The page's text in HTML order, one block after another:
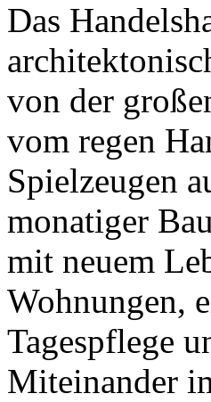
Das
von der
vom regen
Spielzeugen
monatiger
mit neuem
Wohnungen,
Tagespflege
Miteinander